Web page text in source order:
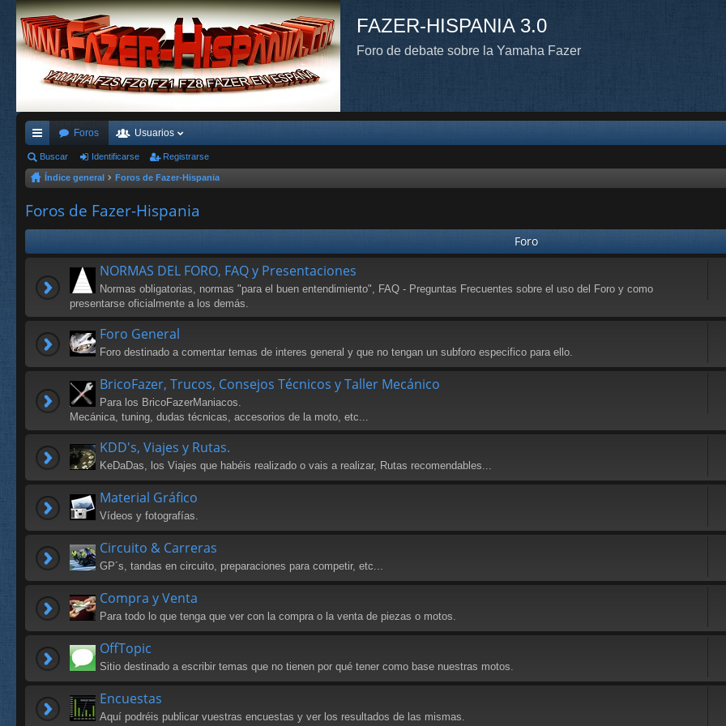
FAZER-HISPANIA 3.0
Foro de debate sobre la Yamaha Fazer
nl
ac
es
rá
pi
do
Foros Usuarios
Buscar Identificarse Registrarse
Índice general Foros de Fazer-Hispania
Foros de Fazer-Hispania
Foro
NORMAS DEL FORO, FAQ y Presentaciones
Normas obligatorias, normas "para el buen entendimiento", FAQ - Preguntas Frecuentes sobre el uso del Foro y como
presentarse oficialmente a los demás.
Foro General
Foro destinado a comentar temas de interes general y que no tengan un subforo especifico para ello.
BricoFazer, Trucos, Consejos Técnicos y Taller Mecánico
Para los BricoFazerManiacos.
Mecánica, tuning, dudas técnicas, accesorios de la moto, etc...
KDD's, Viajes y Rutas.
KeDaDas, los Viajes que habéis realizado o vais a realizar, Rutas recomendables...
Material Gráfico
Vídeos y fotografías.
Circuito & Carreras
GP´s, tandas en circuito, preparaciones para competir, etc...
Compra y Venta
Para todo lo que tenga que ver con la compra o la venta de piezas o motos.
OffTopic
Sitio destinado a escribir temas que no tienen por qué tener como base nuestras motos.
Encuestas
Aquí podréis publicar vuestras encuestas y ver los resultados de las mismas.